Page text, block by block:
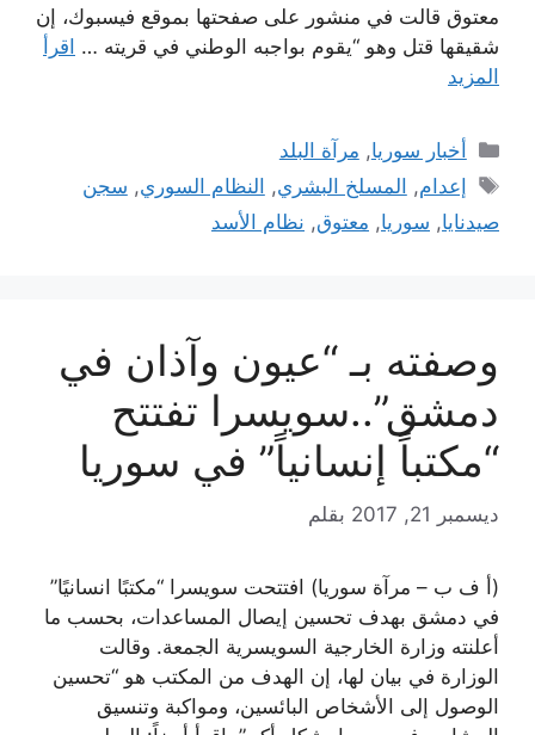
معتوق قالت في منشور على صفحتها بموقع فيسبوك، إن
شقيقها قتل وهو “يقوم بواجبه الوطني في قريته … اقرأ
المزيد
التصنيفات
أخبار سوريا, مرآة البلد
الوسوم
إعدام, المسلخ البشري, النظام السوري, سجن
صيدنايا, سوريا, معتوق, نظام الأسد
وصفته بـ “عيون وآذان في
دمشق”..سويسرا تفتتح
“مكتباً إنسانياً” في سوريا‎
ديسمبر 21, 2017 بقلم
(أ ف ب – مرآة سوريا) افتتحت سويسرا “مكتبًا انسانيًا”
في دمشق بهدف تحسين إيصال المساعدات، بحسب ما
أعلنته وزارة الخارجية السويسرية الجمعة. وقالت
الوزارة في بيان لها، إن الهدف من المكتب هو “تحسين
الوصول إلى الأشخاص البائسين، ومواكبة وتنسيق